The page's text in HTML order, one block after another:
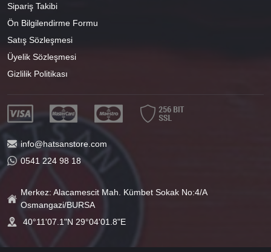
Sipariş Takibi
Ön Bilgilendirme Formu
Satış Sözleşmesi
Üyelik Sözleşmesi
Gizlilik Politikası
info@hatsanstore.com
0541 224 98 18
Merkez: Alacamescit Mah. Kümbet Sokak No:4/A
Osmangazi/BURSA
40°11'07.1"N 29°04'01.8"E